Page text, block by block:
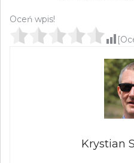
Oceń wpis!
Krystian